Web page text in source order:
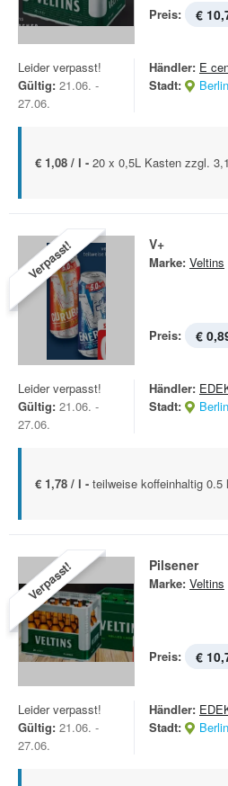
Preis: €
Leider verpasst!
Gültig: 21.06. -
27.06.
Händler: E
Stadt:
Berlin
€ 1,08 / l - 20 x 0,5L Kasten zzgl.
Verpasst! V+
Marke: Veltins
Preis: €
Leider verpasst!
Gültig: 21.06. -
27.06.
Händler:
Stadt:
Berlin
€ 1,78 / l - teilweise koffeinhaltig
Verpasst! Pilsener
Marke: Veltins
Preis: €
Leider verpasst!
Gültig: 21.06. -
27.06.
Händler:
Stadt:
Berlin